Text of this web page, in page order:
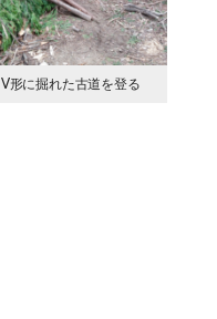
V形に掘れた古道を登る